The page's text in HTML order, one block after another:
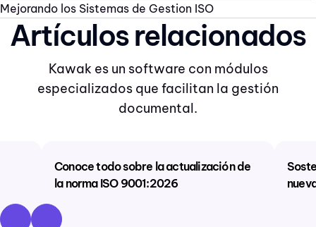
Mejorando los Sistemas de Gestion ISO
Artículos relacionados
Kawak es un software con módulos
especializados que facilitan la gestión
documental.
Conoce todo sobre la actualización de
la norma ISO 9001:2026